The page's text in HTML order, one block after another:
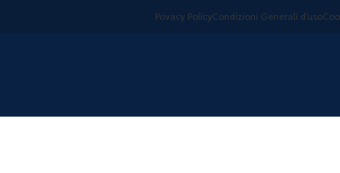
Privacy PolicyCondizioni Generali d’uso